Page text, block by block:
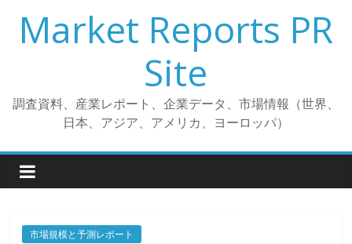
プ
Market Reports PR
Site
調査資料、産業レポート、企業データ、市場情報（世界、
日本、アジア、アメリカ、ヨーロッパ）
市場規模と予測レポート